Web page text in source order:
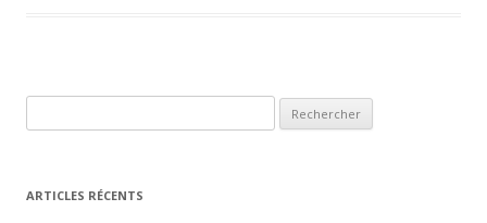
ARTICLES RÉCENTS